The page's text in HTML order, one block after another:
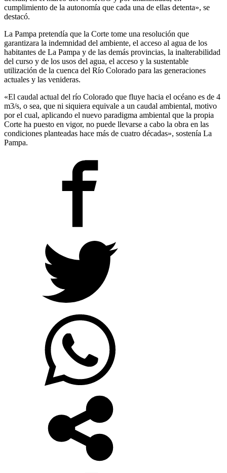
cumplimiento de la autonomía que cada una de ellas detenta», se
destacó.
La Pampa pretendía que la Corte tome una resolución que
garantizara la indemnidad del ambiente, el acceso al agua de los
habitantes de La Pampa y de las demás provincias, la inalterabilidad
del curso y de los usos del agua, el acceso y la sustentable
utilización de la cuenca del Río Colorado para las generaciones
actuales y las venideras.
«El caudal actual del río Colorado que fluye hacia el océano es de 4
m3/s, o sea, que ni siquiera equivale a un caudal ambiental, motivo
por el cual, aplicando el nuevo paradigma ambiental que la propia
Corte ha puesto en vigor, no puede llevarse a cabo la obra en las
condiciones planteadas hace más de cuatro décadas», sostenía La
Pampa.